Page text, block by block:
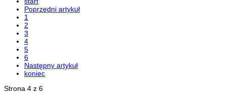
Poprzedni artykuł
1
2
3
4
5
6
Następny artykuł
koniec
Strona 4 z 6